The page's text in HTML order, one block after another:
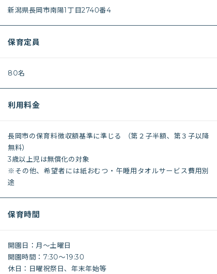
新潟県長岡市南陽1丁目2740番4
保育定員
80名
利用料金
長岡市の保育料徴収額基準に準じる （第２子半額、第３子以降
無料）
3歳以上児は無償化の対象
※その他、希望者には紙おむつ・午睡用タオルサービス費用別
途
保育時間
開園日：月～土曜日
開園時間：7:30～19:30
休日：日曜祝祭日、年末年始等